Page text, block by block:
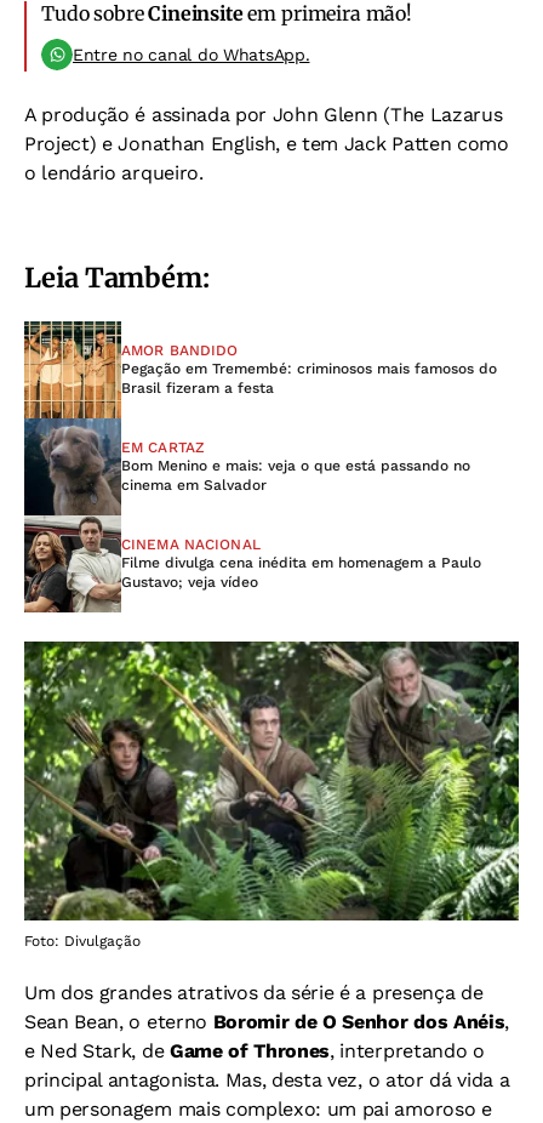
Tudo sobreCineinsiteem primeira mão!
Entre no canal do WhatsApp.
A produção é assinada por John Glenn (The Lazarus
Project) e Jonathan English, e tem Jack Patten como
o lendário arqueiro.
Leia Também:
AMOR BANDIDO
Pegação em Tremembé: criminosos mais famosos do
Brasil fizeram a festa
EM CARTAZ
Bom Menino e mais: veja o que está passando no
cinema em Salvador
CINEMA NACIONAL
Filme divulga cena inédita em homenagem a Paulo
Gustavo; veja vídeo
Foto: Divulgação
Um dos grandes atrativos da série é a presença de
Sean Bean, o eterno Boromir de O Senhor dos Anéis,
e Ned Stark, de Game of Thrones, interpretando o
principal antagonista. Mas, desta vez, o ator dá vida a
um personagem mais complexo: um pai amoroso e